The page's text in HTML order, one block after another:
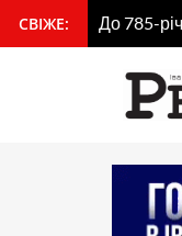
вмісту
СВІЖЕ: До 785-